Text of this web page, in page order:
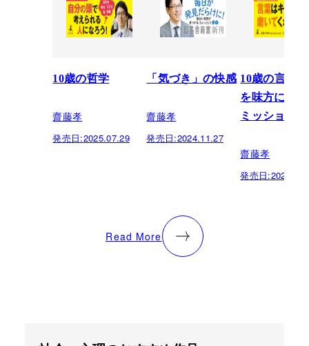
10歳の哲学
齋藤孝
発売日:2025.07.29
「気づき」の快感
齋藤孝
発売日:2024.11.27
10歳の言葉
を味方にす
ミッション
齋藤孝
発売日:
Read More